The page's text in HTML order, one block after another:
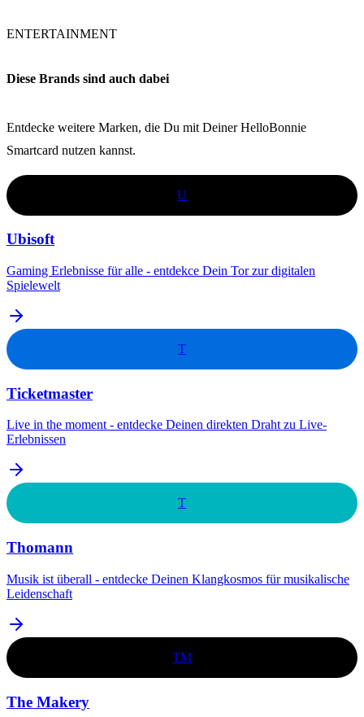
ENTERTAINMENT
Diese Brands sind auch dabei
Entdecke weitere Marken, die Du mit Deiner HelloBonnie
Smartcard nutzen kannst.
U
Ubisoft
Gaming Erlebnisse für alle - entdekce Dein Tor zur digitalen
Spielewelt
T
Ticketmaster
Live in the moment - entdecke Deinen direkten Draht zu Live-
Erlebnissen
T
Thomann
Musik ist überall - entdecke Deinen Klangkosmos für musikalische
Leidenschaft
TM
The Makery